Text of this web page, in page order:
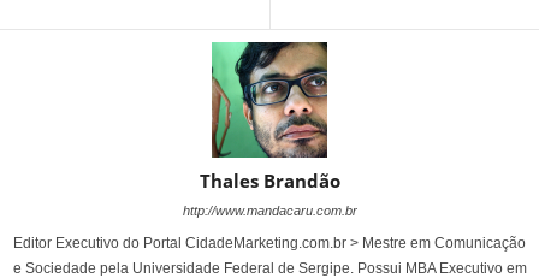
Thales Brandão
http://www.mandacaru.com.br
Editor Executivo do Portal CidadeMarketing.com.br > Mestre em Comunicação
e Sociedade pela Universidade Federal de Sergipe. Possui MBA Executivo em